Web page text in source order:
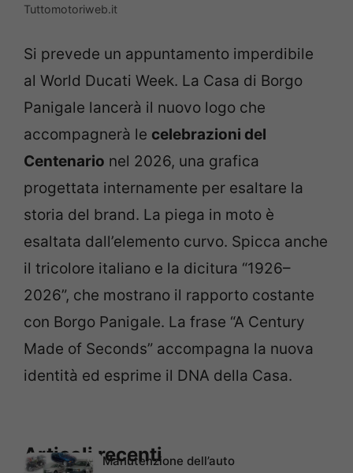
Tuttomotoriweb.it
Si prevede un appuntamento imperdibile
al World Ducati Week. La Casa di Borgo
Panigale lancerà il nuovo logo che
accompagnerà le celebrazioni del
Centenario nel 2026, una grafica
progettata internamente per esaltare la
storia del brand. La piega in moto è
esaltata dall’elemento curvo. Spicca anche
il tricolore italiano e la dicitura “1926–
2026”, che mostrano il rapporto costante
con Borgo Panigale. La frase “A Century
Made of Seconds” accompagna la nuova
identità ed esprime il DNA della Casa.
Articoli recentiManutenzione dell’auto